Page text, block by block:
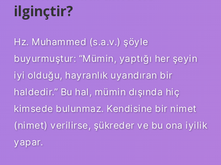
ilginçtir?
Hz. Muhammed (s.a.v.) şöyle
buyurmuştur: “Mümin, yaptığı her şeyin
iyi olduğu, hayranlık uyandıran bir
haldedir.” Bu hal, mümin dışında hiç
kimsede bulunmaz. Kendisine bir nimet
(nimet) verilirse, şükreder ve bu ona iyilik
yapar.